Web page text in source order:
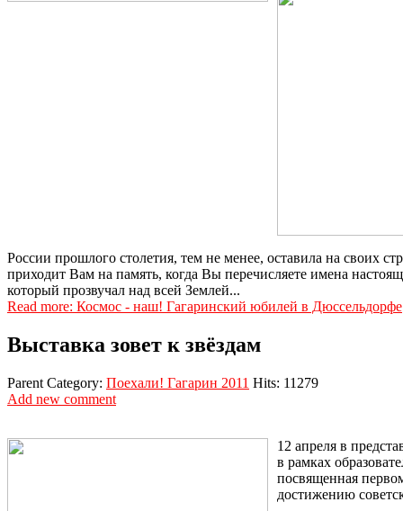
России прошлого столетия, тем не менее, оставила на своих
приходит Вам на память, когда Вы перечисляете имена
который прозвучал над всей Землей...
Read more: Космос - наш! Гагаринский юбилей в Дюссельдорфе
Выставка зовет к звёздам
Parent Category: Поехали! Гагарин 2011 Hits: 11279
Add new comment
12 апреля в
в рамках
посвященная
достижению